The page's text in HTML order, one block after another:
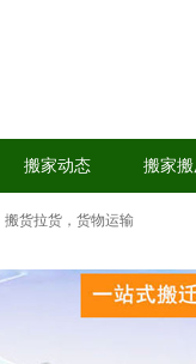
搬家动态 搬家
搬货拉货， 货物运输